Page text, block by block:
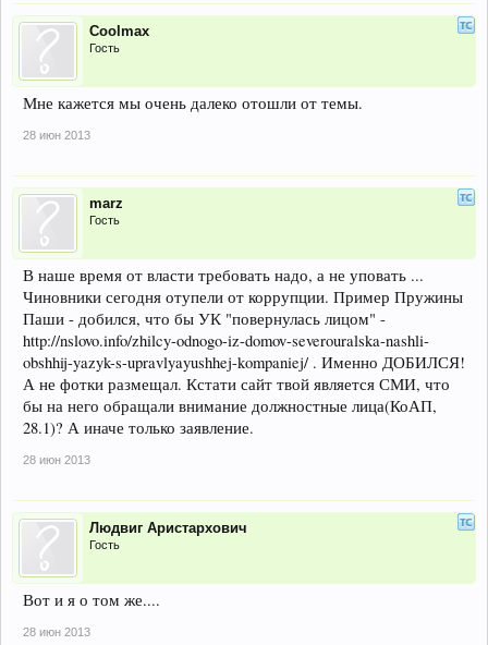
Coolmax
Гость
Мне кажется мы очень далеко отошли от темы.
28 июн 2013
marz
Гость
В наше время от власти требовать надо, а не уповать ...
Чиновники сегодня отупели от коррупции. Пример Пружины
Паши - добился, что бы УК "повернулась лицом" -
http://nslovo.info/zhilcy-odnogo-iz-domov-severouralska-nashli-
obshhij-yazyk-s-upravlyayushhej-kompaniej/ . Именно ДОБИЛСЯ!
А не фотки размещал. Кстати сайт твой является СМИ, что
бы на него обращали внимание должностные лица(КоАП,
28.1)? А иначе только заявление.
28 июн 2013
Людвиг Аристархович
Гость
Вот и я о том же....
28 июн 2013